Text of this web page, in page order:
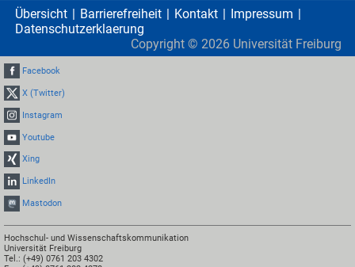
Übersicht Barrierefreiheit Kontakt
Impressum
Datenschutzerklaerung
Copyright © 2026 Universität Freiburg
Facebook
X (Twitter)
Instagram
Youtube
Xing
LinkedIn
Mastodon
Hochschul- und Wissenschaftskommunikation
Universität Freiburg
Tel.: (+49) 0761 203 4302